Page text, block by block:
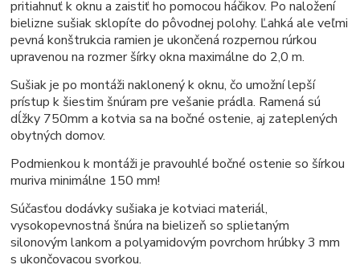
pritiahnuť k oknu a zaistiť ho pomocou háčikov. Po naložení
bielizne sušiak sklopíte do pôvodnej polohy. Ľahká ale veľmi
pevná konštrukcia ramien je ukončená rozpernou rúrkou
upravenou na rozmer šírky okna maximálne do 2,0 m.
Sušiak je po montáži naklonený k oknu, čo umožní lepší
prístup k šiestim šnúram pre vešanie prádla. Ramená sú
dĺžky 750mm a kotvia sa na bočné ostenie, aj zateplených
obytných domov.
Podmienkou k montáži je pravouhlé bočné ostenie so šírkou
muriva minimálne 150 mm!
Súčasťou dodávky sušiaka je kotviaci materiál,
vysokopevnostná šnúra na bielizeň so splietaným
silonovým lankom a polyamidovým povrchom hrúbky 3 mm
s ukončovacou svorkou.